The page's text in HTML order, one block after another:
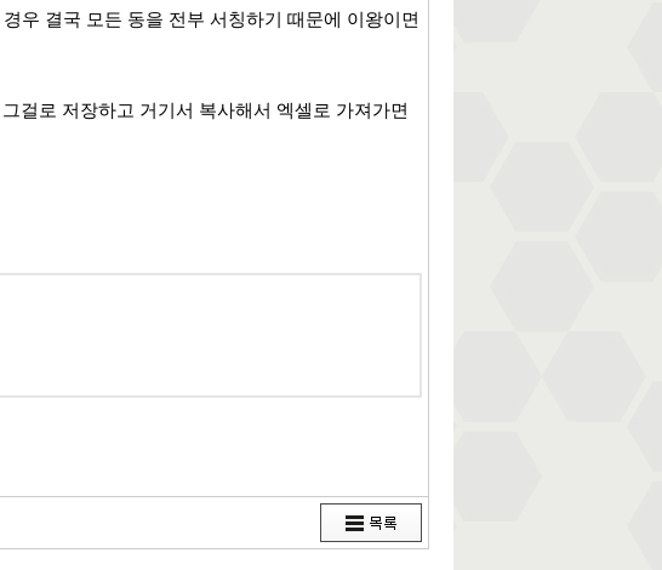
우 결국 모든 동을 전부 서칭하기 때문에 이왕이면
걸로 저장하고 거기서 복사해서 엑셀로 가져가면